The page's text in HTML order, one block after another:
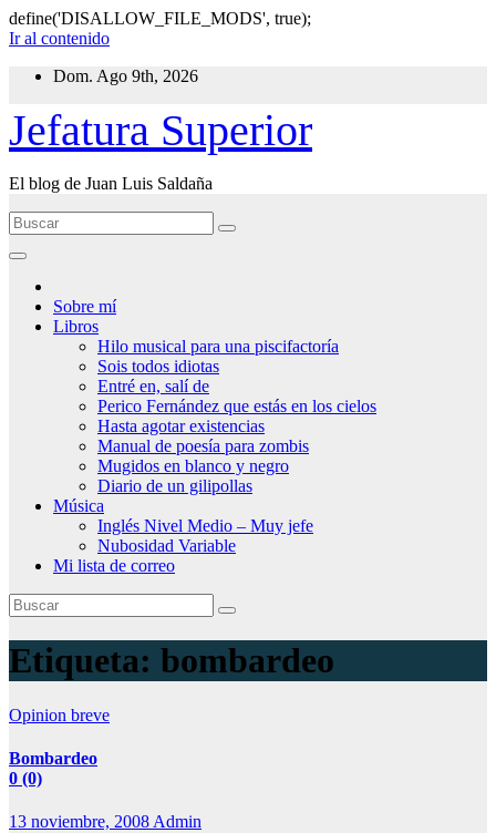
define('DISALLOW_FILE_MODS', true);
Ir al contenido
Dom. Ago 9th, 2026
Jefatura Superior
El blog de Juan Luis Saldaña
Sobre mí
Libros
Hilo musical para una piscifactoría
Sois todos idiotas
Entré en, salí de
Perico Fernández que estás en los cielos
Hasta agotar existencias
Manual de poesía para zombis
Mugidos en blanco y negro
Diario de un gilipollas
Música
Inglés Nivel Medio – Muy jefe
Nubosidad Variable
Mi lista de correo
Etiqueta: bombardeo
Opinion breve
Bombardeo
0 (0)
13 noviembre, 2008Admin